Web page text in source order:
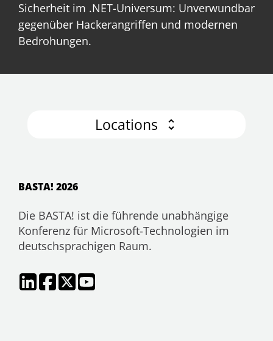
Sicherheit im .NET-Universum: Unverwundbar
gegenüber Hackerangriffen und modernen
Bedrohungen.
Locations
BASTA! 2026
Die BASTA! ist die führende unabhängige
Konferenz für Microsoft-Technologien im
deutschsprachigen Raum.